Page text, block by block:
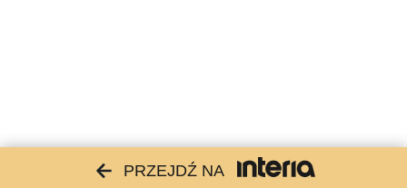
PRZEJDŹ NA